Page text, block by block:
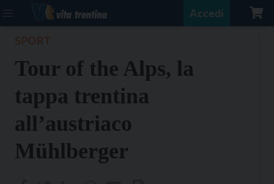
Accedi
Tour of the Alps, la
tappa trentina
all’austriaco
Mühlberger